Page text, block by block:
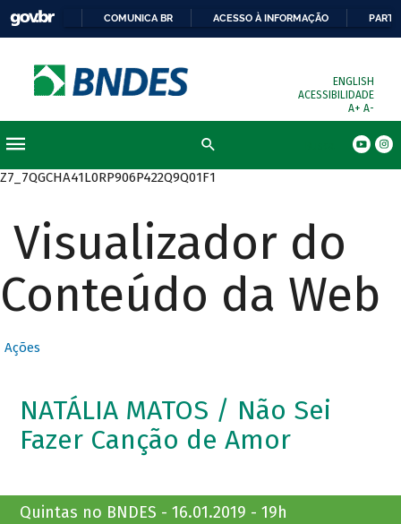
COMUNICA BR ACESSO À INFORMAÇÃO
ENGLISH
ACESSIBILIDADE
A+ A-
Z7_7QGCHA41L0RP906P422Q9Q01F1
Visualizador do
Conteúdo da Web
Ações
NATÁLIA MATOS / Não Sei
Fazer Canção de Amor
Quintas no BNDES - 16.01.2019 - 19h